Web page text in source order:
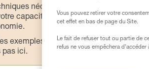
nécessite une formation et un
capacité à refaire la manipulation,
exemples de techniques liées à votre
pas ici.
Vous pouvez retirer votre
cet effet en bas de page du Site.
Le fait de refuser tout ou partie de
refus ne vous empêchera d’accéder